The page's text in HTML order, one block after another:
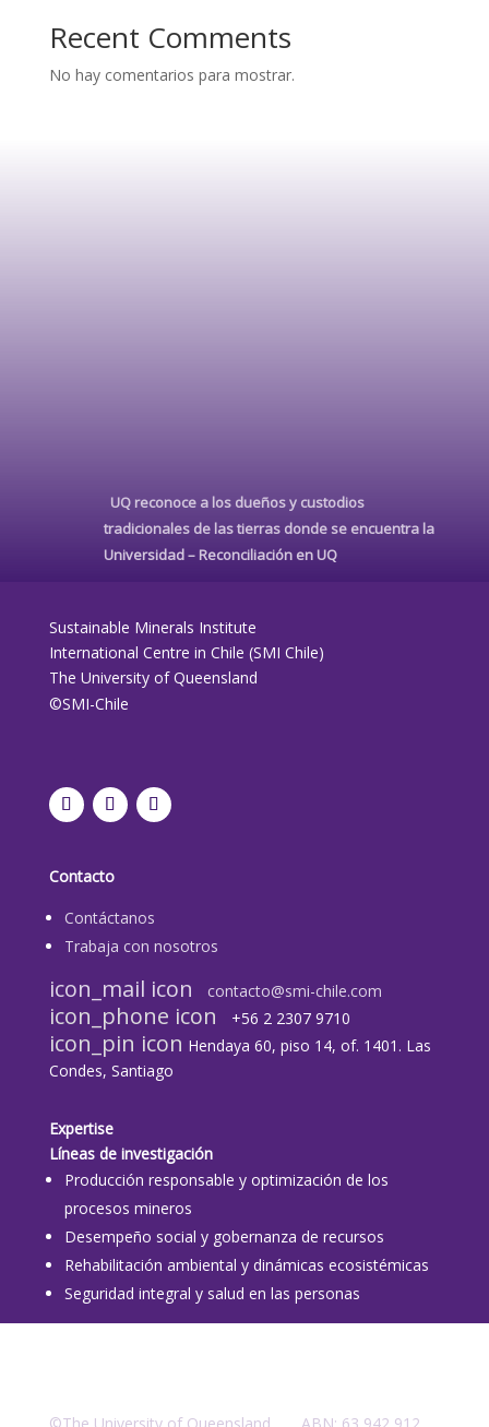
Recent Comments
No hay comentarios para mostrar.
UQ reconoce a los dueños y custodios
tradicionales de las tierras donde se encuentra la
Universidad – Reconciliación en UQ
Sustainable Minerals Institute
International Centre in Chile (SMI Chile)
The University of Queensland
©SMI-Chile
Contacto
Contáctanos
Trabaja con nosotros
icon_mail icon contacto@smi-chile.com
icon_phone icon +56 2 2307 9710​
icon_pin icon Hendaya 60, piso 14, of. 1401. Las
Condes, Santiago
Expertise
Líneas de investigación
Producción responsable y optimización de los
procesos mineros
Desempeño social y gobernanza de recursos
Rehabilitación ambiental y dinámicas ecosistémicas
Seguridad integral y salud en las personas